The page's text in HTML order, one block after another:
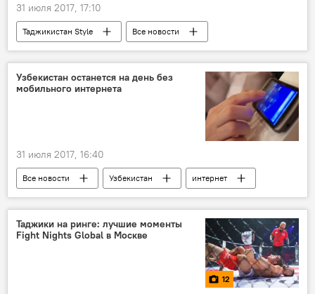
31 июля 2017, 17:10
Таджикистан Style
Все новости
Центральная Азия
ремесленничество
творчество
Истории успешных таджиков
Таджикистан
Узбекистан останется на день без
мобильного интернета
31 июля 2017, 16:40
Все новости Узбекистан
интернет
мобильная связь
Центральная Азия
Таджики на ринге: лучшие моменты
Fight Nights Global в Москве
12